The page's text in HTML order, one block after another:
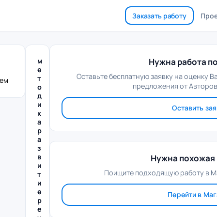
Заказать работу
м
е
т
о
д
и
к
а
р
а
з
в
и
т
и
е
р
е
Нужна работа
Оставьте бесплатную заявку на оценку
предложения от
Оставить
Нужна похожая
Поищите подходящую работу в
Перейти в